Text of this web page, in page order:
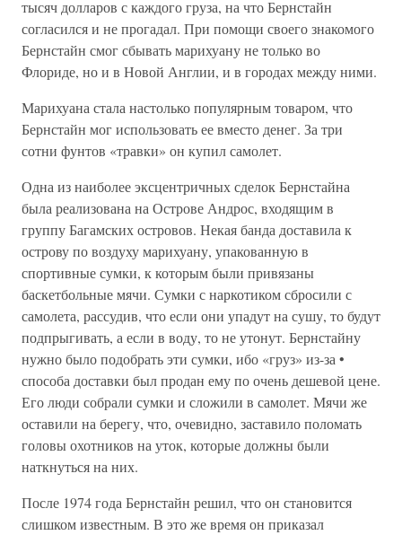
тысяч долларов с каждого груза, на что Бернстайн
согласился и не прогадал. При помощи своего знакомого
Бернстайн смог сбывать марихуану не только во
Флориде, но и в Новой Англии, и в городах между ними.
Марихуана стала настолько популярным товаром, что
Бернстайн мог использовать ее вместо денег. За три
сотни фунтов «травки» он купил самолет.
Одна из наиболее эксцентричных сделок Бернстайна
была реализована на Острове Андрос, входящим в
группу Багамских островов. Некая банда доставила к
острову по воздуху марихуану, упакованную в
спортивные сумки, к которым были привязаны
баскетбольные мячи. Сумки с наркотиком сбросили с
самолета, рассудив, что если они упадут на сушу, то будут
подпрыгивать, а если в воду, то не утонут. Бернстайну
нужно было подобрать эти сумки, ибо «груз» из-за •
способа доставки был продан ему по очень дешевой цене.
Его люди собрали сумки и сложили в самолет. Мячи же
оставили на берегу, что, очевидно, заставило поломать
головы охотников на уток, которые должны были
наткнуться на них.
После 1974 года Бернстайн решил, что он становится
слишком известным. В это же время он приказал